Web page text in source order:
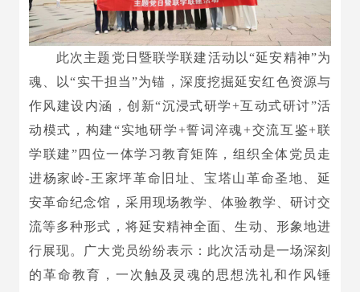
此次主题党日暨联学联建活动以“延安精神”为
魂、以“实干担当”为锚，深度挖掘延安红色资源与
作风建设内涵，创新“沉浸式研学+互动式研讨”活
动模式，构建“实地研学+誓词淬魂+交流互鉴+联
学联建”四位一体学习教育矩阵，组织全体党员走
进杨家岭-王家坪革命旧址、宝塔山革命圣地、延
安革命纪念馆，采用现场教学、体验教学、研讨交
流等多种形式，将延安精神全面、生动、形象地进
行展现。广大党员纷纷表示：此次活动是一场深刻
的革命教育，一次触及灵魂的思想洗礼和作风锤